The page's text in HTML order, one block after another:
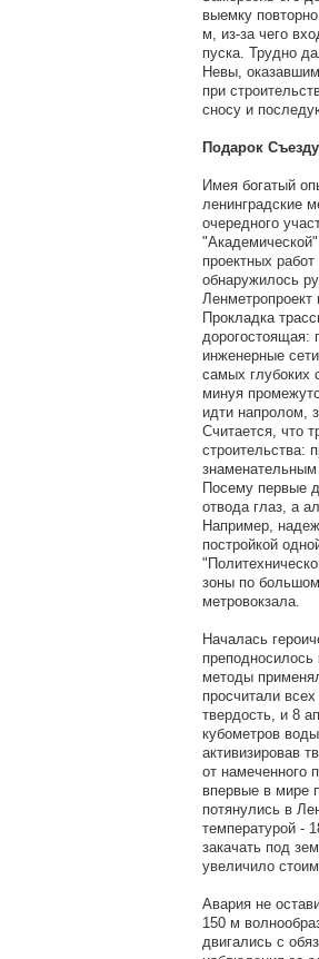
выемку
м, из-за чего
пуска. Трудно
Невы,
при
сносу и
Подарок Съезду
Имея богатый
ленинградские
очередного
проектных
обнаружилось
Ленметропроект
Прокладка
дорогостоящая:
инженерные
самых глубоких
минуя
идти напролом,
Считается, что
строительства:
Посему первые
отвода глаз, а
Например,
постройкой
зоны по
метровокзала.
Началась
преподносилось
методы
просчитали
твердость, и 8
кубометров
активизировав
от намеченного
впервые в мире
потянулись в
температурой -
закачать под
увеличило
Авария не
150 м
двигались с